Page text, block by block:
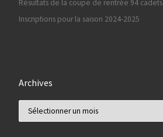
Résultats de la coupe de rentrée 94 cadets
Inscriptions pour la saison 2024-2025
Archives